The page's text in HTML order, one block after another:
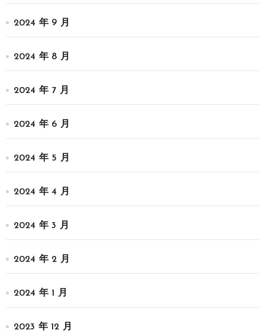
2024 年 9 月
2024 年 8 月
2024 年 7 月
2024 年 6 月
2024 年 5 月
2024 年 4 月
2024 年 3 月
2024 年 2 月
2024 年 1 月
2023 年 12 月